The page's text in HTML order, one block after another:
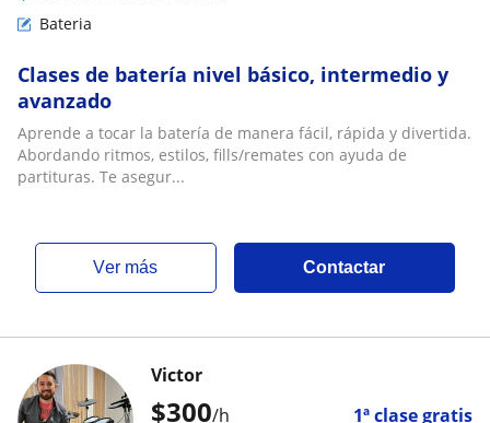
Bateria
Clases de batería nivel básico, intermedio y
avanzado
Aprende a tocar la batería de manera fácil, rápida y divertida.
Abordando ritmos, estilos, fills/remates con ayuda de
partituras. Te asegur...
ver más Contactar
$300/h 1ª clase gratis
Victor